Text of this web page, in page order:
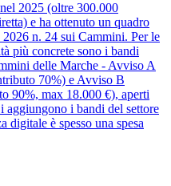
2025 (oltre 300.000
e ha ottenuto un quadro
n. 24 sui Cammini. Per le
più concrete sono i bandi
delle Marche - Avviso A
70%) e Avviso B
90%, max 18.000 €), aperti
aggiungono i bandi del settore
digitale è spesso una spesa